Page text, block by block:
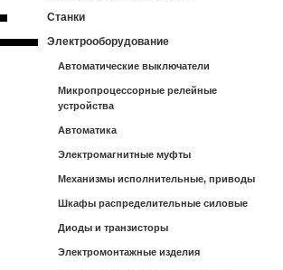
Станки
Электрооборудование
Автоматические выключатели
Микропроцессорные релейные
устройства
Автоматика
Электромагнитные муфты
Механизмы исполнительные, приводы
Шкафы распределительные силовые
Диоды и транзисторы
Электромонтажные изделия